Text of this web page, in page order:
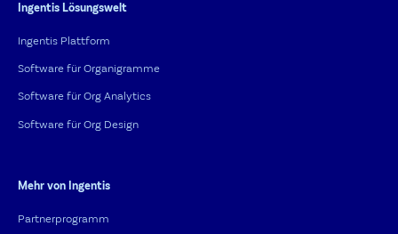
Ingentis Lösungswelt
Ingentis Plattform
Software für Organigramme
Software für Org Analytics
Software für Org Design
Mehr von Ingentis
Partnerprogramm